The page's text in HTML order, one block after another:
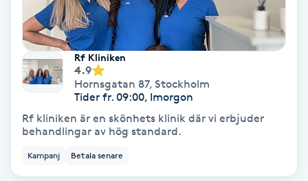
Käkledsbehandling
Kärlbehandling
Laserbehandling
Lashlift Keratin
Rf Kliniken
4.9
Hornsgatan 87, Stockholm
Tider fr. 09:00, Imorgon
Rf kliniken är en skönhets klinik där vi erbjuder
behandlingar av hög standard.
Kampanj Betala senare